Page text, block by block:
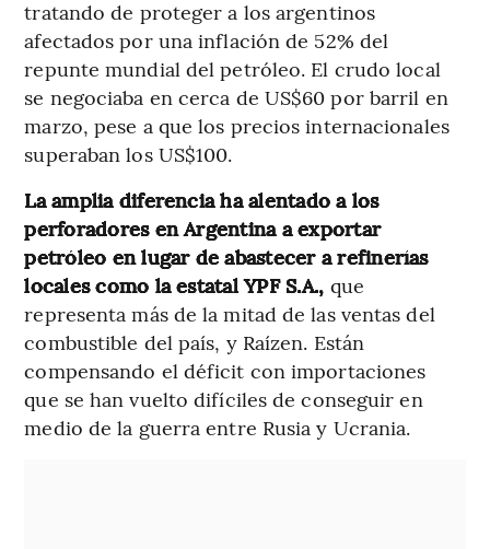
tratando de proteger a los argentinos
afectados por una inflación de 52% del
repunte mundial del petróleo. El crudo local
se negociaba en cerca de US$60 por barril en
marzo, pese a que los precios internacionales
superaban los US$100.
La amplia diferencia ha alentado a los
perforadores en Argentina a exportar
petróleo en lugar de abastecer a refinerías
locales como la estatal YPF S.A., que
representa más de la mitad de las ventas del
combustible del país, y Raízen. Están
compensando el déficit con importaciones
que se han vuelto difíciles de conseguir en
medio de la guerra entre Rusia y Ucrania.